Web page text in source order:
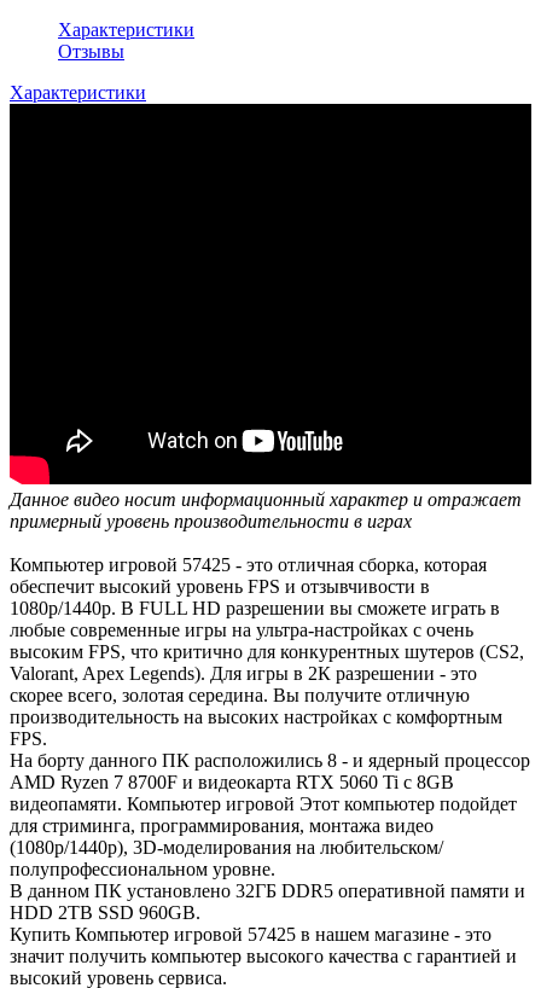
Характеристики
Отзывы
Характеристики
Данное видео носит информационный характер и отражает
примерный уровень производительности в играх
Компьютер игровой 57425 - это отличная сборка, которая
обеспечит высокий уровень FPS и отзывчивости в
1080р/1440р. В FULL HD разрешении вы сможете играть в
любые современные игры на ультра-настройках с очень
высоким FPS, что критично для конкурентных шутеров (CS2,
Valorant, Apex Legends). Для игры в 2К разрешении - это
скорее всего, золотая середина. Вы получите отличную
производительность на высоких настройках с комфортным
FPS.
На борту данного ПК расположились 8 - и ядерный процессор
AMD Ryzen 7 8700F и видеокарта RTX 5060 Ti с 8GB
видеопамяти. Компьютер игровой Этот компьютер подойдет
для стриминга, программирования, монтажа видео
(1080р/1440р), 3D-моделирования на любительском/
полупрофессиональном уровне.
В данном ПК установлено 32ГБ DDR5 оперативной памяти и
HDD 2TB SSD 960GB.
Купить Компьютер игровой 57425 в нашем магазине - это
значит получить компьютер высокого качества с гарантией и
высокий уровень сервиса.